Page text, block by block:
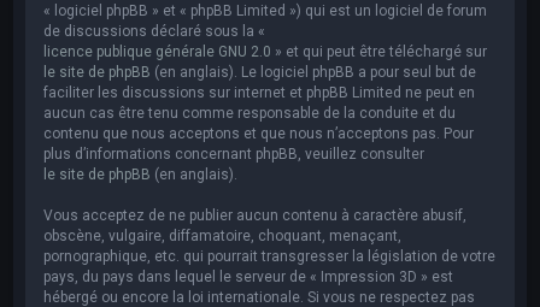
« logiciel phpBB » et « phpBB Limited ») qui est un logiciel de forum
de discussions déclaré sous la «
licence publique générale GNU 2.0 » et qui peut être téléchargé sur
le site de phpBB (en anglais). Le logiciel phpBB a pour seul but de
faciliter les discussions sur internet et phpBB Limited ne peut en
aucun cas être tenu comme responsable de la conduite et du
contenu que nous acceptons et que nous n’acceptons pas. Pour
plus d’informations concernant phpBB, veuillez consulter
le site de phpBB (en anglais).
Vous acceptez de ne publier aucun contenu à caractère abusif,
obscène, vulgaire, diffamatoire, choquant, menaçant,
pornographique, etc. qui pourrait transgresser la législation de votre
pays, du pays dans lequel le serveur de « Impression 3D » est
hébergé ou encore la loi internationale. Si vous ne respectez pas